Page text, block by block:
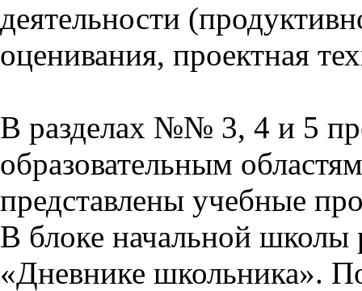
деятельности
оценивания, проектная
В разделах №№ 3, 4 и 5
образовательным
представлены учебные
В блоке начальной школы
«Дневнике школьника».